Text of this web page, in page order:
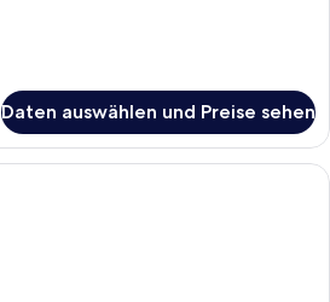
Daten auswählen und Preise sehen
Ein Hotelzimmer mit einem großen